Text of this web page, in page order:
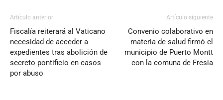
Artículo anterior
Fiscalía reiterará al Vaticano
necesidad de acceder a
expedientes tras abolición de
secreto pontificio en casos
por abuso
Artículo siguiente
Convenio colaborativo en
materia de salud firmó el
municipio de Puerto Montt
con la comuna de Fresia